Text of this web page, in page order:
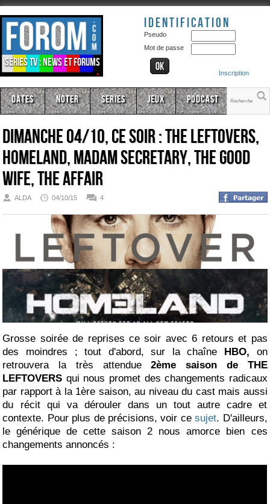
Séries TV : news et forums
Identification
Pseudo
Mot de passe
Inscription
Dates Noter Series Jeux Podcast
Dimanche 04/10, ce soir : The Leftovers,
Homeland, Madam Secretary, The Good
Wife, The Affair
ALDA 04/10/15 4
Grosse soirée de reprises ce soir avec 6 retours et pas
des moindres ; tout d'abord, sur la chaîne
HBO, on
retrouvera la très attendue2ème saison de THE
LEFTOVERS qui nous promet des changements radicaux
par rapport à la 1ère saison, au niveau du cast mais aussi
du récit qui va dérouler dans un tout autre cadre et
contexte. Pour plus de précisions, voir cesujet. D'ailleurs,
le générique de cette saison 2 nous amorce bien ces
changements annoncés :